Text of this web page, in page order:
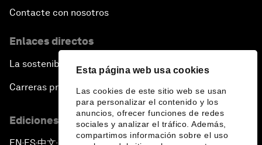
Esta página web usa cookies
Las cookies de este sitio web se usan
para personalizar el contenido y los
anuncios, ofrecer funciones de redes
sociales y analizar el tráfico. Además,
compartimos información sobre el uso
Contacte con nosotros
Enlaces directos
La sostenibilidad en el Foro
Carreras profesionales
Ediciones en otros idiomas
▪ ▪ ▪